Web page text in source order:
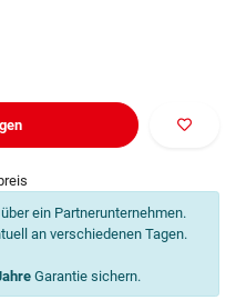
ein Partnerunternehmen.
an verschiedenen Tagen.
Garantie sichern.